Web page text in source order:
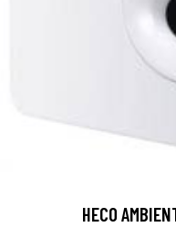
HECO